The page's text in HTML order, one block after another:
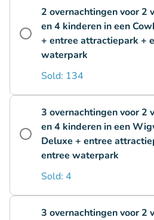
2 overnachtingen voor 2
en 4 kinderen in een
+ entree attractiepark +
waterpark
Sold: 134
3 overnachtingen voor 2
en 4 kinderen in een
Deluxe + entree
entree waterpark
Sold: 4
3 overnachtingen voor 2